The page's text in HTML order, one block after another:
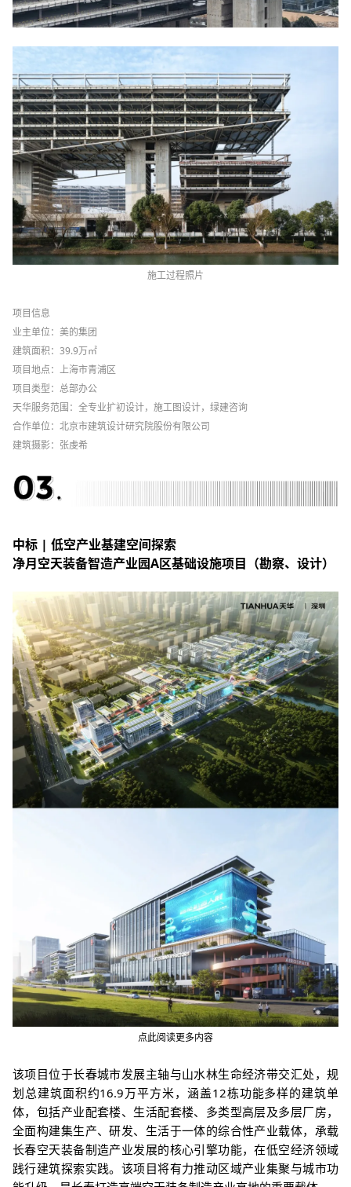
施工过程照片
项目信息
业主单位：美的集团
建筑面积：39.9万㎡
项目地点：上海市青浦区
项目类型：总部办公
天华服务范围： 全专业扩初设计，施工图设计，绿建咨询
合作单位： 北京市建筑设计研究院股份有限公司
建筑摄影：张虔希
中标 | 低空产业基建空间探索
净月空天装备智造产业园A区基础设施项目（勘察、设计）
点此阅读更多内容
该项目位于长春城市发展主轴与山水林生命经济带交汇处，规
划总建筑面积约16.9万平方米，涵盖12栋功能多样的建筑单
体，包括产业配套楼、生活配套楼、多类型高层及多层厂房，
全面构建集生产、研发、生活于一体的综合性产业载体，承载
长春空天装备制造产业发展的核心引擎功能，在低空经济领域
践行建筑探索实践。 该项目将有力推动区域产业集聚与城市功